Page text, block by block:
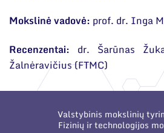
Mokslinė vadovė: prof. dr. Inga
Recenzentai: dr. Šarūnas
Žalnėravičius (FTMC)
Valstybinis mokslinių
Fizinių ir technologijos